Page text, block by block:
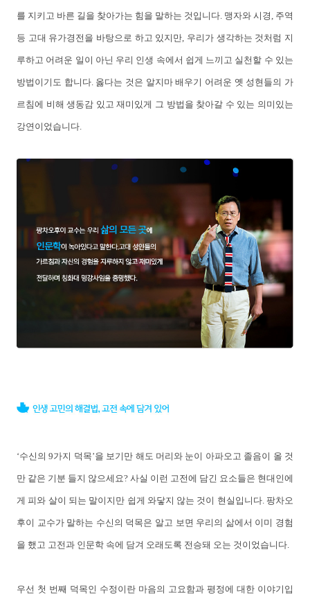
를 지키고 바른 길을 찾아가는 힘을 말하는 것입니다. 맹자와 시경, 주역
등 고대 유가경전을 바탕으로 하고 있지만, 우리가 생각하는 것처럼 지
루하고 어려운 일이 아닌 우리 인생 속에서 쉽게 느끼고 실천할 수 있는
방법이기도 합니다. 옳다는 것은 알지마 배우기 어려운 옛 성현들의 가
르침에 비해 생동감 있고 재미있게 그 방법을 찾아갈 수 있는 의미있는
강연이었습니다.
‘수신의 9가지 덕목’을 보기만 해도 머리와 눈이 아파오고 졸음이 올 것
만 같은 기분 들지 않으세요? 사실 이런 고전에 담긴 요소들은 현대인에
게 피와 살이 되는 말이지만 쉽게 와닿지 않는 것이 현실입니다. 팡차오
후이 교수가 말하는 수신의 덕목은 알고 보면 우리의 삶에서 이미 경험
을 했고 고전과 인문학 속에 담겨 오래도록 전승돼 오는 것이었습니다.
우선 첫 번째 덕목인 수정이란 마음의 고요함과 평정에 대한 이야기입